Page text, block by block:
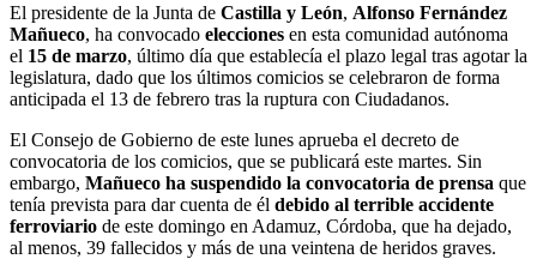
El presidente de la Junta de Castilla y León, Alfonso Fernández
Mañueco, ha convocado elecciones en esta comunidad autónoma
el 15 de marzo, último día que establecía el plazo legal tras agotar la
legislatura, dado que los últimos comicios se celebraron de forma
anticipada el 13 de febrero tras la ruptura con Ciudadanos.
El Consejo de Gobierno de este lunes aprueba el decreto de
convocatoria de los comicios, que se publicará este martes. Sin
embargo, Mañueco ha suspendido la convocatoria de prensa que
tenía prevista para dar cuenta de él debido al terrible accidente
ferroviario de este domingo en Adamuz, Córdoba, que ha dejado,
al menos, 39 fallecidos y más de una veintena de heridos graves.